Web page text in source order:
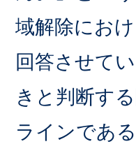
域解除にお
回答させて
きと判断す
ラインであ